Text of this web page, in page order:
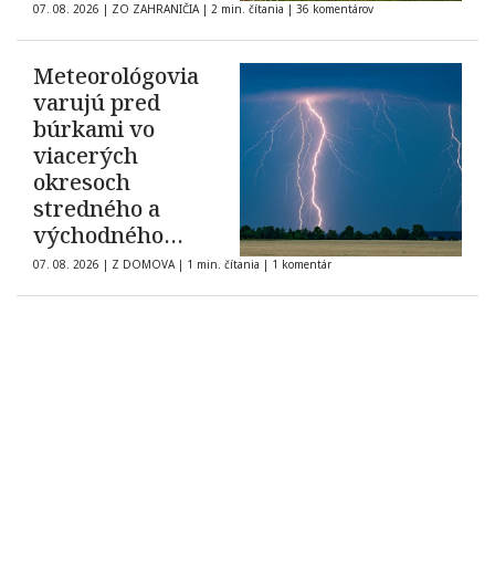
07. 08. 2026 | ZO ZAHRANIČIA | 2 min. čítania | 36 komentárov
Meteorológovia
varujú pred
búrkami vo
viacerých
okresoch
stredného a
východného
Slovenska
07. 08. 2026 | Z DOMOVA | 1 min. čítania | 1 komentár